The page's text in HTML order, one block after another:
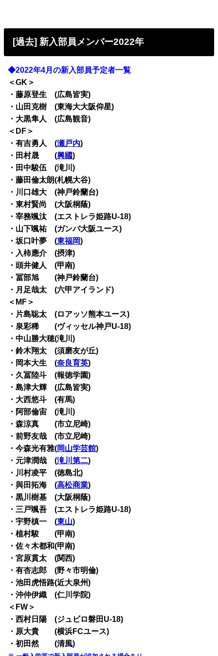
[過去] 新入部員メンバー2022年
◆2022年4月の新入部員予定者一覧
＜GK＞
・藤原登生 (広島皆実)
・山田克樹 (東海大大阪仰星)
・大黒隼人 (広島観音)
＜DF＞
・有吉勇人 (瀬戸内)
・田村晟 (興國)
・田中駿伍 (滝川)
・藤田倫太朗(札幌大谷)
・川口雄大 (神戸鈴蘭台)
・東村賢尚 (大阪桐蔭)
・宰務颯汰 (エストレラ姫路U-18)
・山下颯祐 (ガンバ大阪ユース)
・坂口叶夢 (東福岡)
・入柿應介 (摂津)
・頭井健人 (甲南)
・冨部旭 (神戸鈴蘭台)
・月足哉太 (六甲アイランド)
＜MF＞
・片島聡太 (ロアッソ熊本ユース)
・泉彩稀 (ヴィッセル神戸U-18)
・中山勝大穂(滝川)
・鈴木翔太 (須磨友が丘)
・岡本大生 (奈良育英)
・久冨陸斗 (報徳学園)
・島津大輝 (広島皆実)
・大西悠斗 (有馬)
・阿部倫宙 (滝川)
・森涼真 (市立尼崎)
・前野友哉 (市立尼崎)
・今森光有雅(岡山学芸館)
・元津潤哉 (滝川第二)
・川村凌平 (徳島北)
・與田拓海 (高松商業)
・黒川樹基 (大阪桐蔭)
・三戸颯吾 (エストレラ姫路U-18)
・宇野槙一 (東山)
・植村駿 (甲南)
・佐々木都和(甲南)
・宮原貫太 (関西)
・有杏志郎 (野々市明倫)
・池田虎悟路(近大泉州)
・沖仲伊織 (仁川学院)
＜FW＞
・西村日陽 (ジュビロ磐田U-18)
・原大貴 (横浜FCユース)
・初田然 (清風)